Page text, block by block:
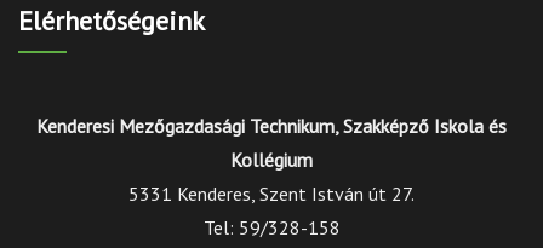
Elérhetőségeink
Kenderesi Mezőgazdasági Technikum, Szakképző Iskola és
Kollégium
5331 Kenderes, Szent István út 27.
Tel: 59/328-158